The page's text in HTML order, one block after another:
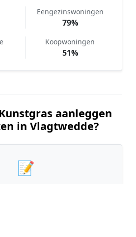
Eengezinswoningen
79%
Koopwoningen
51%
aanleggen
in Vlagtwedde?
📝